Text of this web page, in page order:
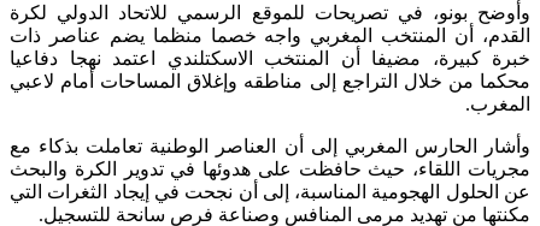
وأوضح بونو، في تصريحات للموقع الرسمي للاتحاد الدولي لكرة
القدم، أن المنتخب المغربي واجه خصما منظما يضم عناصر ذات
خبرة كبيرة، مضيفا أن المنتخب الاسكتلندي اعتمد نهجا دفاعيا
محكما من خلال التراجع إلى مناطقه وإغلاق المساحات أمام لاعبي
المغرب.
وأشار الحارس المغربي إلى أن العناصر الوطنية تعاملت بذكاء مع
مجريات اللقاء، حيث حافظت على هدوئها في تدوير الكرة والبحث
عن الحلول الهجومية المناسبة، إلى أن نجحت في إيجاد الثغرات التي
مكنتها من تهديد مرمى المنافس وصناعة فرص سانحة للتسجيل.